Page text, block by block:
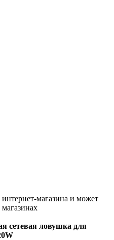
магазина и может
сетевая ловушка для